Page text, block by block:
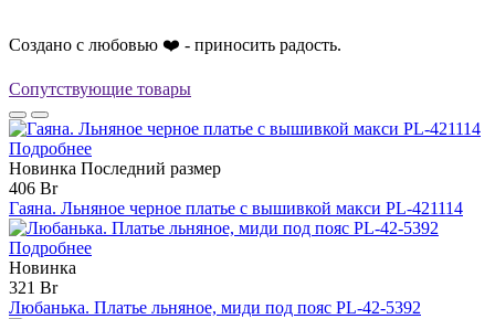
Создано с любовью ❤️ - приносить радость.
Сопутствующие товары
Подробнее
Новинка Последний размер
406 Br
Гаяна. Льняное черное платье с вышивкой макси PL-421114
Подробнее
Новинка
321 Br
Любанька. Платье льняное, миди под пояс PL-42-5392